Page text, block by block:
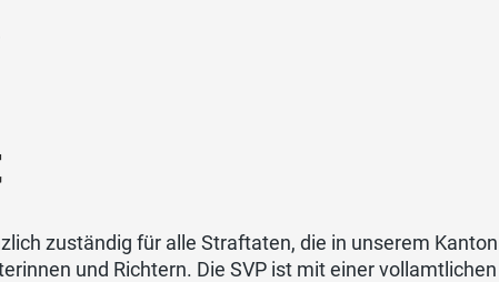
zuständig für alle Straftaten, die in unserem
und Richtern. Die SVP ist mit einer